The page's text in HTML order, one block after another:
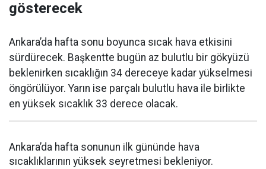
gösterecek
Ankara’da hafta sonu boyunca sıcak hava etkisini
sürdürecek. Başkentte bugün az bulutlu bir gökyüzü
beklenirken sıcaklığın 34 dereceye kadar yükselmesi
öngörülüyor. Yarın ise parçalı bulutlu hava ile birlikte
en yüksek sıcaklık 33 derece olacak.
Ankara’da hafta sonunun ilk gününde hava
sıcaklıklarının yüksek seyretmesi bekleniyor.